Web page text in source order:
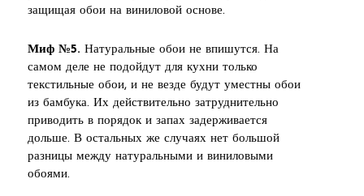
защищая обои на виниловой основе.
Миф №5. Натуральные обои не впишутся. На
самом деле не подойдут для кухни только
текстильные обои, и не везде будут уместны обои
из бамбука. Их действительно затруднительно
приводить в порядок и запах задерживается
дольше. В остальных же случаях нет большой
разницы между натуральными и виниловыми
обоями.